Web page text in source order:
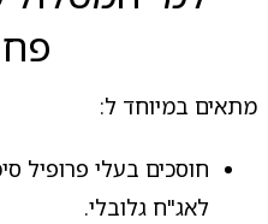
מתאים במיוחד ל:
חוסכים בעלי פרופיל
לאג"ח גלובלי.